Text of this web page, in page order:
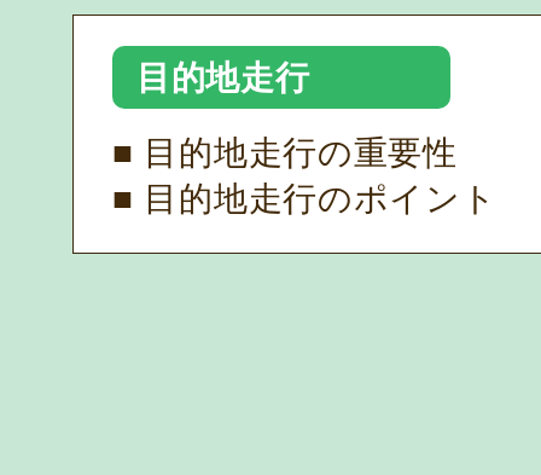
目的地走行
■ 目的地走行の重要性
■ 目的地走行のポイント